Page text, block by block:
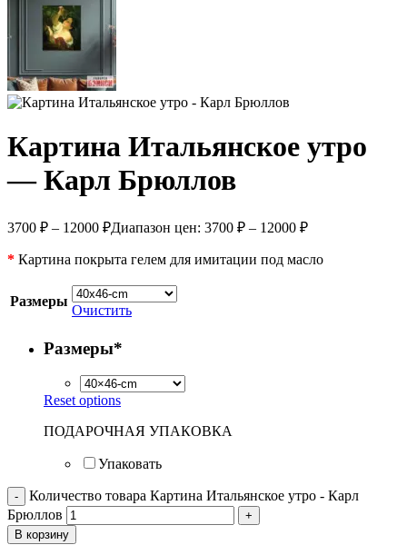
Картина Итальянское утро
— Карл Брюллов
3700 ₽ – 12000 ₽Диапазон цен: 3700 ₽ – 12000 ₽
* Картина покрыта гелем для имитации под масло
Размеры
Очистить
Размеры*
Reset options
ПОДАРОЧНАЯ УПАКОВКА
Упаковать
Количество товара Картина Итальянское утро - Карл
Брюллов
В корзину